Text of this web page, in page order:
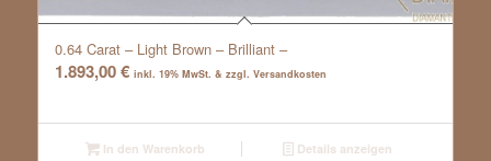
0.64 Carat – Light Brown – Brilliant –
1.893,00€ inkl. 19% MwSt. & zzgl. Versandkosten
In den Warenkorb Details anzeigen